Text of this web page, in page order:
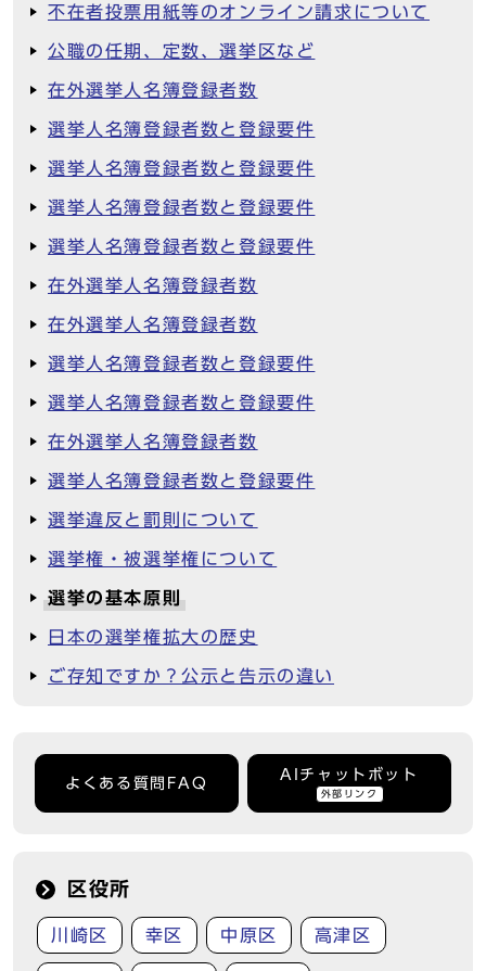
不在者投票用紙等のオンライン請求について
公職の任期、定数、選挙区など
在外選挙人名簿登録者数
選挙人名簿登録者数と登録要件
選挙人名簿登録者数と登録要件
選挙人名簿登録者数と登録要件
選挙人名簿登録者数と登録要件
在外選挙人名簿登録者数
在外選挙人名簿登録者数
選挙人名簿登録者数と登録要件
選挙人名簿登録者数と登録要件
在外選挙人名簿登録者数
選挙人名簿登録者数と登録要件
選挙違反と罰則について
選挙権・被選挙権について
選挙の基本原則
日本の選挙権拡大の歴史
ご存知ですか？公示と告示の違い
よくある質問FAQ
AIチャットボット
外部リンク
区役所
川崎区 幸区 中原区 高津区